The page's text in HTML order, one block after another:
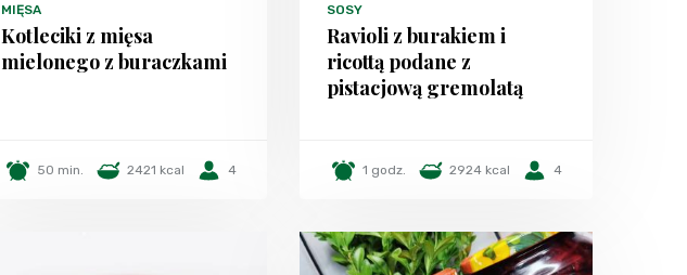
MIĘSA
Kotleciki z mięsa
mielonego z buraczkami
50 min. 2421 kcal 4
SOSY
Ravioli z burakiem i
ricottą podane z
pistacjową gremolatą
1 godz. 2924 kcal 4